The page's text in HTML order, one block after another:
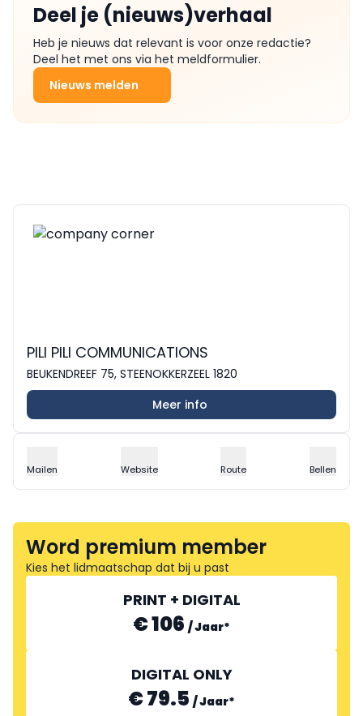
Deel je (nieuws)verhaal
Heb je nieuws dat relevant is voor onze redactie?
Deel het met ons via het meldformulier.
Nieuws melden
PILI PILI COMMUNICATIONS
BEUKENDREEF 75, STEENOKKERZEEL 1820
Meer info
Mailen Website Route Bellen
Word premium member
Kies het lidmaatschap dat bij u past
PRINT + DIGITAL
€ 106 /Jaar*
DIGITAL ONLY
€ 79.5 /Jaar*